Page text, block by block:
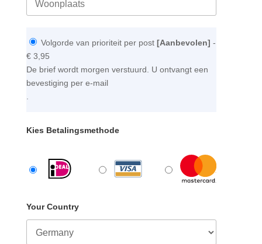
Volgorde van prioriteit per post [Aanbevolen] -
€ 3,95
De brief wordt morgen verstuurd. U ontvangt een
bevestiging per e-mail
.
Kies Betalingsmethode
Your Country